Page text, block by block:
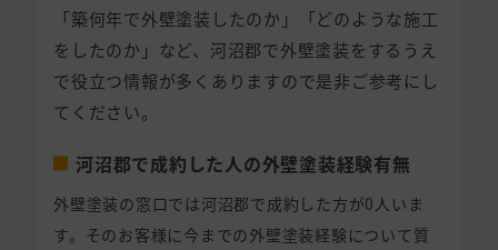
「築何年で外壁塗装したのか」「どのような施工
をしたのか」など、河沼郡で外壁塗装をするうえ
で役立つ情報が多くありますので是非ご参考にし
てください。
河沼郡で成約した人の外壁塗装経験有無
外壁塗装の窓口では河沼郡で成約した方が0人いま
す。そのお客様に今までの外壁塗装経験について質